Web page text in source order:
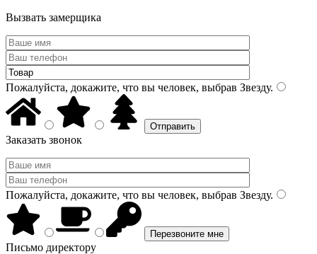
Вызвать замерщика
Пожалуйста, докажите, что вы человек, выбрав Звезду.
Заказать звонок
Пожалуйста, докажите, что вы человек, выбрав Звезду.
Письмо директору